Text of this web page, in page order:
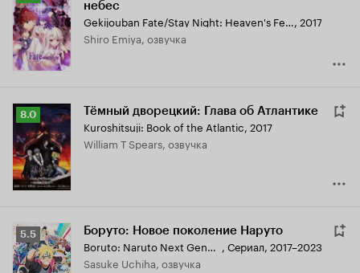
Кинопоиска
7.3
небес
Gekijouban Fate/Stay Night: Heaven's Feel - I. Presage Flower, 2017
Shiro Emiya, озвучка
Рейтинг
Кинопоиска
8.0
8.0 Тёмный дворецкий: Глава об Атлантике
Kuroshitsuji: Book of the Atlantic, 2017
William T Spears, озвучка
Рейтинг
Кинопоиска
5.5
5.5 Боруто: Новое поколение Наруто
Boruto: Naruto Next Generations , Сериал, 2017–2023
Sasuke Uchiha, озвучка